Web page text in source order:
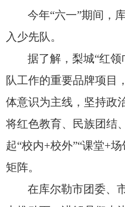
今年“六一”期间，
入少先队。
据了解，梨城“红
队工作的重要品牌项目，
体意识为主线， 坚持政
将红色教育、 民族团结、
起“校内+校外”“课堂+
矩阵。
在库尔勒市团委、